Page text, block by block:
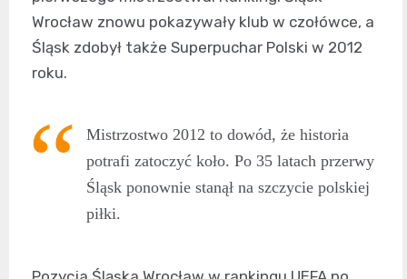
Wrocław znowu pokazywały klub w czołówce, a
Śląsk zdobył także Superpuchar Polski w 2012
roku.
Mistrzostwo 2012 to dowód, że historia
potrafi zatoczyć koło. Po 35 latach przerwy
Śląsk ponownie stanął na szczycie polskiej
piłki.